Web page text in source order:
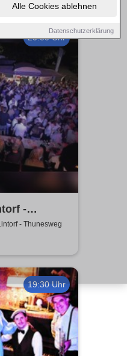
Alle Cookies ablehnen
Datenschutzerklärung
20:00 Uhr
-
Lintorf
- Thunesweg
19:30 Uhr